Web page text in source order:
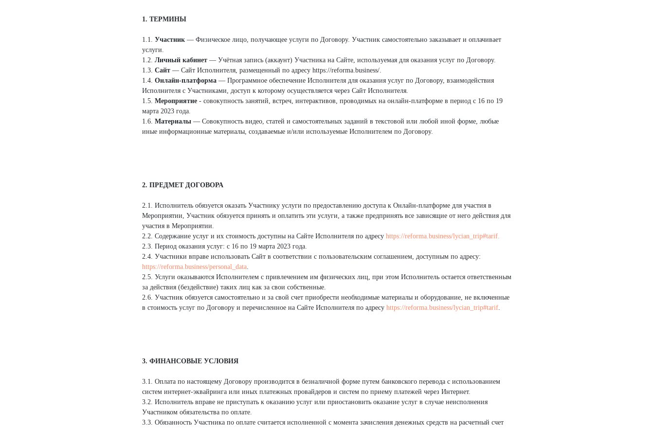
1. ТЕРМИНЫ
1.1. Участник — Физическое лицо, получающее услуги по Договору. Участник самостоятельно заказывает и оплачивает
услуги.
1.2. Личный кабинет — Учётная запись (аккаунт) Участника на Сайте, используемая для оказания услуг по Договору.
1.3. Сайт — Cайт Исполнителя, размещенный по адресу https://reforma.business/.
1.4. Онлайн-платформа — Программное обеспечение Исполнителя для оказания услуг по Договору, взаимодействия
Исполнителя с Участниками, доступ к которому осуществляется через Сайт Исполнителя.
1.5. Мероприятие - совокупность занятий, встреч, интерактивов, проводимых на онлайн-платформе в период с 16 по 19
марта 2023 года.
1.6. Материалы — Совокупность видео, статей и самостоятельных заданий в текстовой или любой иной форме, любые
иные информационные материалы, создаваемые и/или используемые Исполнителем по Договору.
2. ПРЕДМЕТ ДОГОВОРА
2.1. Исполнитель обязуется оказать Участнику услуги по предоставлению доступа к Онлайн-платформе для участия в
Мероприятии, Участник обязуется принять и оплатить эти услуги, а также предпринять все зависящие от него действия для
участия в Мероприятии.
2.2. Содержание услуг и их стоимость доступны на Сайте Исполнителя по адресу https://reforma.business/lycian_trip#tarif.
2.3. Период оказания услуг: с 16 по 19 марта 2023 года.
2.4. Участники вправе использовать Сайт в соответствии с пользовательским соглашением, доступным по адресу:
https://reforma.business/personal_data.
2.5. Услуги оказываются Исполнителем с привлечением им физических лиц, при этом Исполнитель остается ответственным
за действия (бездействие) таких лиц как за свои собственные.
2.6. Участник обязуется самостоятельно и за свой счет приобрести необходимые материалы и оборудование, не включенные
в стоимость услуг по Договору и перечисленное на Сайте Исполнителя по адресу https://reforma.business/lycian_trip#tarif.
3. ФИНАНСОВЫЕ УСЛОВИЯ
3.1. Оплата по настоящему Договору производится в безналичной форме путем банковского перевода с использованием
систем интернет-эквайринга или иных платежных провайдеров и систем по приему платежей через Интернет.
3.2. Исполнитель вправе не приступать к оказанию услуг или приостановить оказание услуг в случае неисполнения
Участником обязательства по оплате.
3.3. Обязанность Участника по оплате считается исполненной с момента зачисления денежных средств на расчетный счет